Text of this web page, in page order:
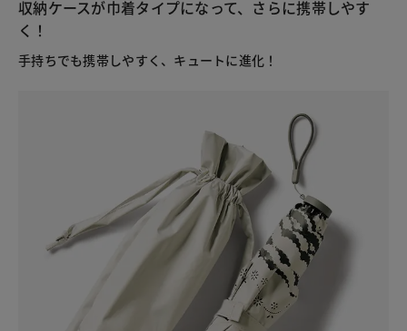
収納ケースが巾着タイプになって、さらに携帯しやす
く！
手持ちでも携帯しやすく、キュートに進化！